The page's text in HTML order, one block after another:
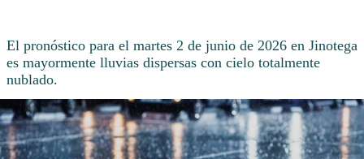
El pronóstico para el martes 2 de junio de 2026 en Jinotega
es mayormente lluvias dispersas con cielo totalmente
nublado.